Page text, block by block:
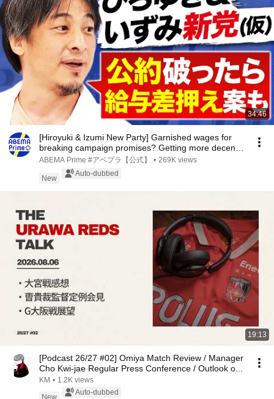
34:46
[Hiroyuki & Izumi New Party] Garnished wages for
breaking campaign promises? Getting more decent
...
ABEMA Prime #アベプラ【公式】 • 269K views
New
Auto-dubbed
19:13
[Podcast 26/27 #02] Omiya Match Review / Manager
Cho Kwi-jae Regular Press Conference / Outlook o...
KM • 1.2K views
New
Auto-dubbed